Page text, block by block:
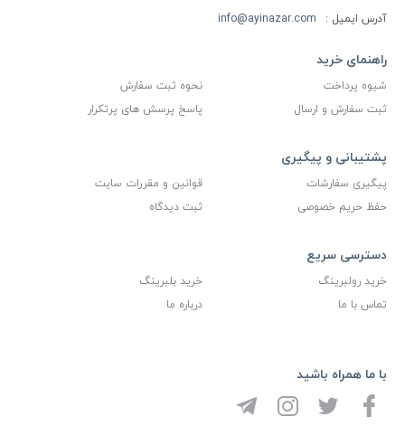
آدرس ایمیل : info@ayinazar.com
راهنمای خرید
شیوه پرداخت
نحوه ثبت سفارش
ثبت سفارش و ارسال
پاسخ پرسش های پرتکرار
پشتیبانی و پیگیری
پیگیری سفارشات
قوانین و مقررات سایت
حفظ حریم خصوصی
ثبت دیدگاه
دسترسی سریع
خرید رولبرینگ
خرید بلبرینگ
تماس با ما
درباره ما
با ما همراه باشید